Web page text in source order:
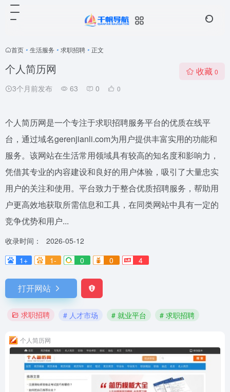
首页 • 生活服务 • 求职招聘 • 正文
个人简历网
3个月前发布 63 0 0
收藏 0
个人简历网是一个专注于求职招聘服务平台的优质在线平
台，通过域名gerenjianli.com为用户提供丰富实用的功能和
服务。该网站在生活常用领域具有较高的知名度和影响力，
凭借其专业的内容建设和良好的用户体验，吸引了大量忠实
用户的关注和使用。平台致力于整合优质招聘服务，帮助用
户更高效地获取所需信息和工具，在同类网站中具有一定的
竞争优势和用户...
收录时间：
2026-05-12
1+
1- 0 0 4
打开网站
求职招聘 # 人才市场 # 就业平台 # 求职招聘
个人简历网